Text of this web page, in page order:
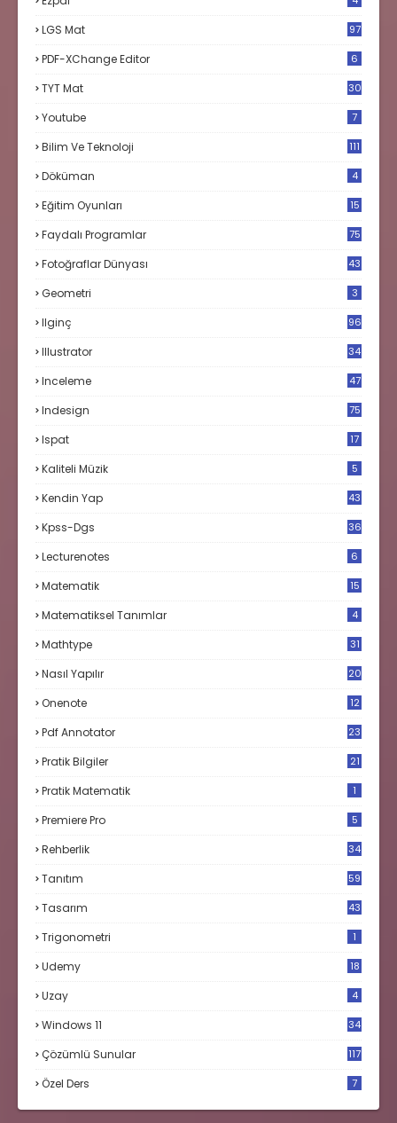
LGS Mat 97
PDF-XChange Editor 6
TYT Mat 30
Youtube 7
Bilim Ve Teknoloji 111
Döküman 4
Eğitim Oyunları 15
Faydalı Programlar 75
Fotoğraflar Dünyası 43
Geometri 3
Ilginç 96
Illustrator 34
Inceleme 47
Indesign 75
Ispat
17
Kaliteli Müzik 5
Kendin Yap 43
Kpss-Dgs 36
Lecturenotes 6
Matematik
15
Matematiksel Tanımlar 4
Mathtype 31
Nasıl Yapılır 20
Onenote 12
Pdf Annotator 23
Pratik Bilgiler 21
Pratik Matematik 1
Premiere Pro 5
Rehberlik 34
Tanıtım 59
Tasarım 43
Trigonometri 1
Udemy 18
Uzay 4
Windows 11 34
Çözümlü Sunular 117
Özel Ders 7